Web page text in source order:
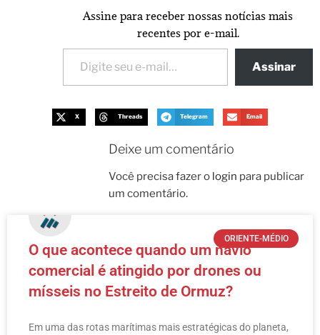
Assine para receber nossas notícias mais
recentes por e-mail.
Assinar
X Threads Telegram Email
Deixe um comentário
Você precisa fazer o login para publicar
um comentário.
ORIENTE-MÉDIO
O que acontece quando um navio
comercial é atingido por drones ou
mísseis no Estreito de Ormuz?
Em uma das rotas marítimas mais estratégicas do planeta,